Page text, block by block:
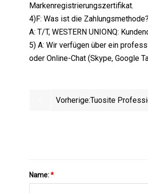
Markenregistrierungszertifikat.
4)F: Was ist die Zahlungsmethode?
A: T/T, WESTERN UNIONQ:
5) A: Wir verfügen über ein
oder Online-Chat (Skype, Google
Vorherige:Tuosite
Name:*